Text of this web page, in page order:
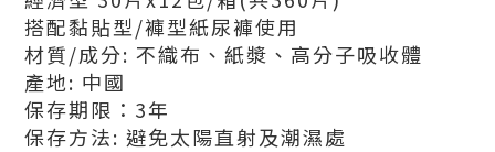
搭配黏貼型/褲型紙尿褲使用
材質/成分: 不織布、紙漿、高分子吸收體
產地: 中國
保存期限：3年
保存方法: 避免太陽直射及潮濕處